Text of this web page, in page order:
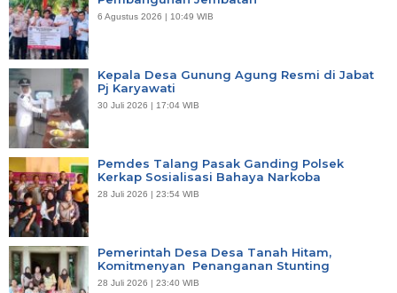
6 Agustus 2026 | 10:49 WIB
Kepala Desa Gunung Agung Resmi di Jabat
Pj Karyawati
30 Juli 2026 | 17:04 WIB
Pemdes Talang Pasak Ganding Polsek
Kerkap Sosialisasi Bahaya Narkoba
28 Juli 2026 | 23:54 WIB
Pemerintah Desa Desa Tanah Hitam,
Komitmenyan Penanganan Stunting
28 Juli 2026 | 23:40 WIB